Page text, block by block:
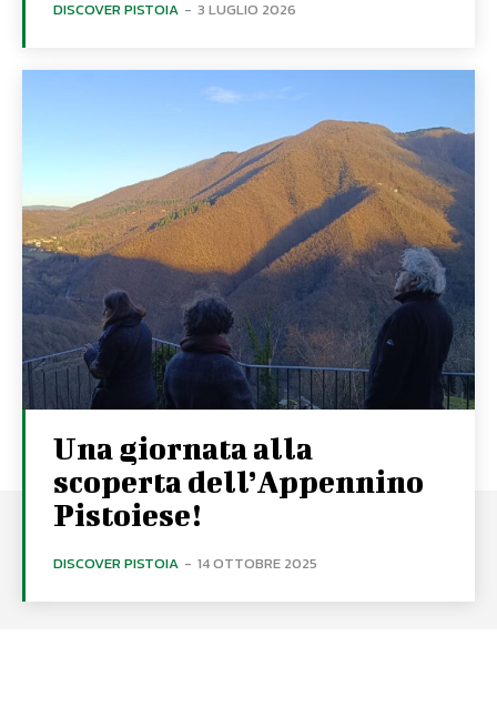
DISCOVER PISTOIA - 3 LUGLIO 2026
Una giornata alla
scoperta dell’Appennino
Pistoiese!
DISCOVER PISTOIA - 14 OTTOBRE 2025